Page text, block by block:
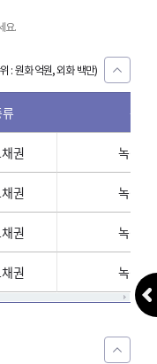
요.
: 원화 억원, 외화 백만)
분류
권 녹색금
권 녹색금
권 녹색금
권 녹색금